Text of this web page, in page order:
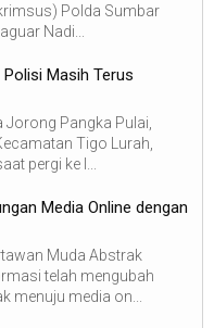
Polda Sumbar
Nadi...
Polisi Masih Terus
Pangka Pulai,
Tigo Lurah,
pergi ke l...
Media Online dengan
Muda Abstrak
telah mengubah
menuju media on...